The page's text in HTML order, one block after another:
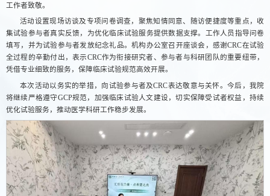
工作者致敬。
活动设置现场访谈及专项问卷调查，聚焦知情同意、随访便捷度等重点，收
集试验参与者真实反馈，为优化临床试验服务提供数据支撑。工作人员指导问卷
填写，并为试验参与者发放纪念礼品。机构办公室召开座谈会，感谢CRC在试验
全过程的辛勤付出，表示CRC作为衔接研究者、参与者与科研团队的重要纽带，
凭借专业细致的服务，保障临床试验规范高效开展。
本次活动以务实的举措，向试验参与者及CRC表达敬意与关怀。今后，我院
将继续严格遵守GCP规范，加强临床试验人文建设，切实保障受试者权益，持续
优化试验服务，推动医学科研工作稳步发展。